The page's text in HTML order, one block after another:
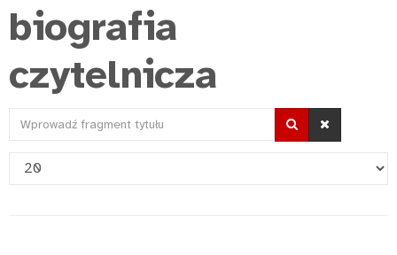
biografia
czytelnicza
Wprowadź
tytułu
Pokaż